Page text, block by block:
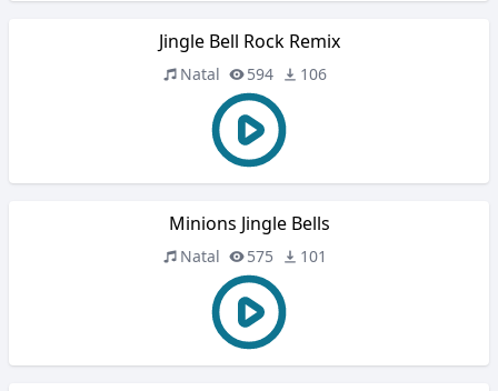
Jingle Bell Rock Remix
Natal 594 106
Minions Jingle Bells
Natal 575 101